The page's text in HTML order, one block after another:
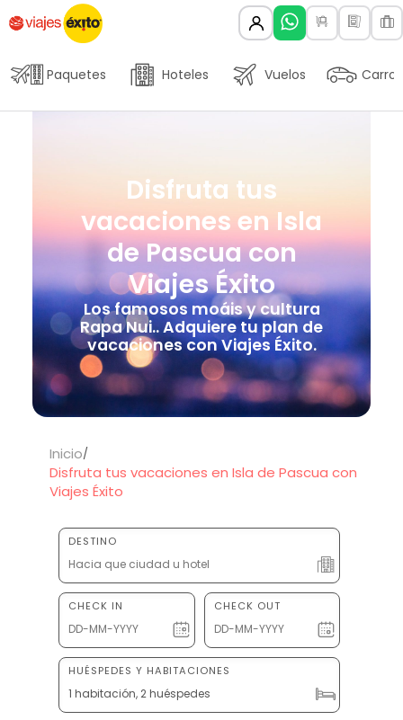
Paquetes Hoteles Vuelos Carros
Disfruta tus
vacaciones en Isla
de Pascua con
Viajes Éxito
Los famosos moáis y cultura
Rapa Nui.. Adquiere tu plan de
vacaciones con Viajes Éxito.
Inicio
Disfruta tus vacaciones en Isla de Pascua con
Viajes Éxito
DESTINO
CHECK IN CHECK OUT
HUÉSPEDES Y HABITACIONES
1 habitación, 2 huéspedes